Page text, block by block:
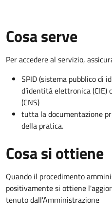
Cosa serve
Per accedere al servizio,
SPID (sistema pubblico di
d’identità elettronica (CIE)
(CNS)
tutta la documentazione
della pratica.
Cosa si ottiene
Quando il procedimento
positivamente si ottiene
tenuto dall'Amministrazione